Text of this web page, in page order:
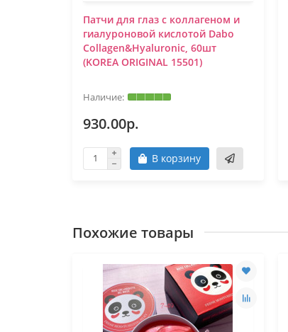
Патчи для глаз с коллагеном и
гиалуроновой кислотой Dabo
Collagen&Hyaluronic, 60шт
(KOREA ORIGINAL 15501)
930.00р.
В корзину
Похожие товары